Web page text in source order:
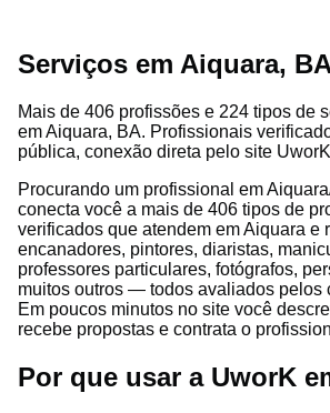
Serviços em Aiquara,
Mais de 406 profissões e 224 tipos de
em Aiquara, BA. Profissionais
pública, conexão direta pelo site
Procurando um profissional em
conecta você a mais de 406 tipos de
verificados que atendem em Aiquara e
encanadores, pintores, diaristas,
professores particulares, fotógrafos,
muitos outros — todos avaliados pelos
Em poucos minutos no site você
recebe propostas e contrata o
Por que usar a UworK